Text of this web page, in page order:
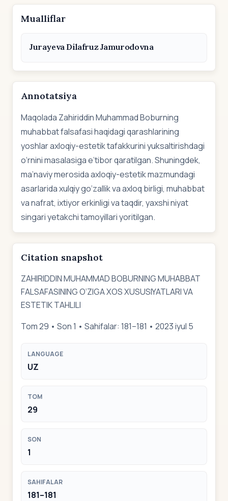
Mualliflar
Jurayeva Dilafruz Jamurodovna
Annotatsiya
Maqolada Zahiriddin Muhammad Boburning
muhabbat falsafasi haqidagi qarashlarining
yoshlar axloqiy-estetik tafakkurini yuksaltirishdagi
o‘rnini masalasiga e’tibor qaratilgan. Shuningdek,
ma’naviy merosida axloqiy-estetik mazmundagi
asarlarida xulqiy go‘zallik va axloq birligi, muhabbat
va nafrat, ixtiyor erkinligi va taqdir, yaxshi niyat
singari yetakchi tamoyillari yoritilgan.
Citation snapshot
ZAHIRIDDIN MUHAMMAD BOBURNING MUHABBAT
FALSAFASINING O‘ZIGA XOS XUSUSIYATLARI VA
ESTETIK TAHLILI
Tom 29 • Son 1 • Sahifalar: 181–181 • 2023 iyul 5
LANGUAGE
UZ
TOM
29
SON
1
SAHIFALAR
181–181